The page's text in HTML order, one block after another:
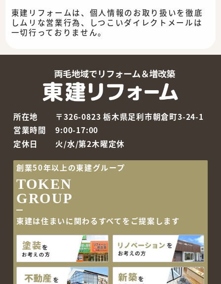
東建リフォームは、個人情報のお取り扱いを徹底
しムリな営業行為、しつこいダイレクトメールは
一切行っておりません。
所在地
〒326-0823 栃木県足利市朝倉町3-24-1
営業時間
9:00-17:00
定休日
火/水/第2木曜定休
創業50年以上の東建グループ
TOKEN
GROUP
東建は住まいに関わるすべてをご提案します